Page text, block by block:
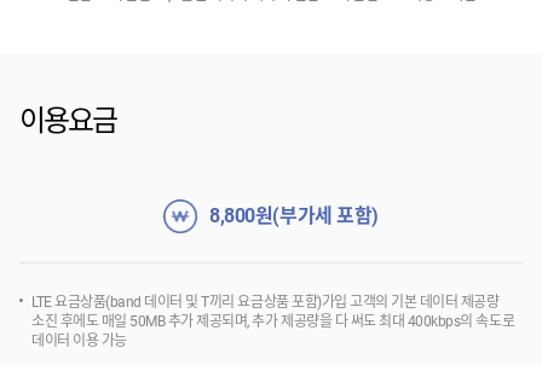
이용요금
8,800원(부가세 포함)
LTE 요금상품(band 데이터 및 T끼리 요금상품 포함)가입 고객의 기본 데이터 제공량
소진 후에도 매일 50MB 추가 제공되며, 추가 제공량을 다 써도 최대 400kbps의 속도로
데이터 이용 가능